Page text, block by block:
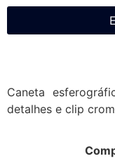
Caneta
detalhes e clip